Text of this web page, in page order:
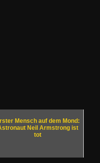
Mensch auf dem Mond:
Neil Armstrong ist
tot